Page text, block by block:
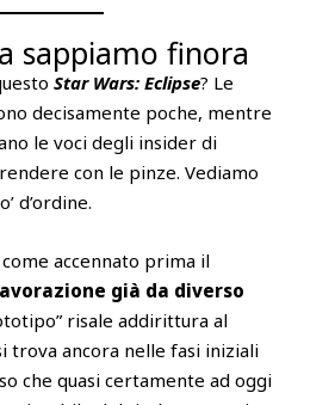
sappiamo finora
Star Wars: Eclipse? Le
decisamente poche, mentre
le voci degli insider di
con le pinze. Vediamo
d’ordine.
accennato prima il
già da diverso
risale addirittura al
trova ancora nelle fasi iniziali
che quasi certamente ad oggi